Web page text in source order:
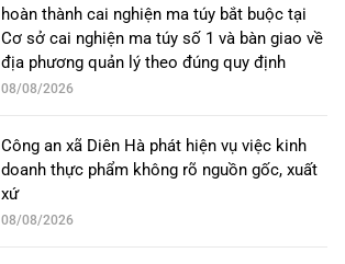
hoàn thành cai nghiện ma túy bắt buộc tại
Cơ sở cai nghiện ma túy số 1 và bàn giao về
địa phương quản lý theo đúng quy định
08/08/2026
Công an xã Diên Hà phát hiện vụ việc kinh
doanh thực phẩm không rõ nguồn gốc, xuất
xứ
08/08/2026